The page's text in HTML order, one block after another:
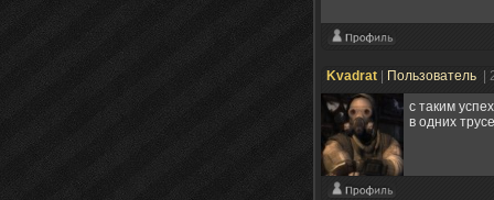
Kvadrat Пользователь
|
с таким
в одних